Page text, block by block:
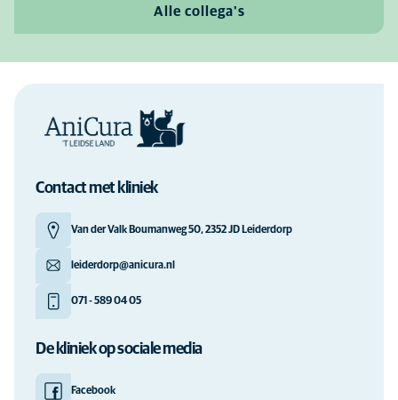
Alle collega's
Contact met kliniek
Van der Valk Boumanweg 50, 2352 JD Leiderdorp
leiderdorp@anicura.nl
071 - 589 04 05
De kliniek op sociale media
Facebook